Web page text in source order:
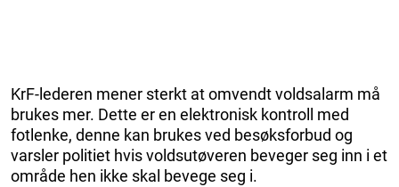
KrF-lederen mener sterkt at omvendt voldsalarm må
brukes mer. Dette er en elektronisk kontroll med
fotlenke, denne kan brukes ved besøksforbud og
varsler politiet hvis voldsutøveren beveger seg inn i et
område hen ikke skal bevege seg i.